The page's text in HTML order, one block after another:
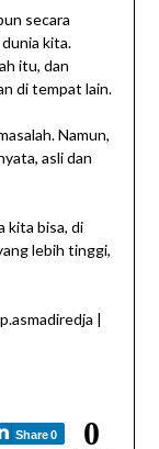
secara
kita.
itu, dan
di tempat lain.
Namun,
asli dan
kita bisa, di
lebih tinggi,
|
Share 0 0